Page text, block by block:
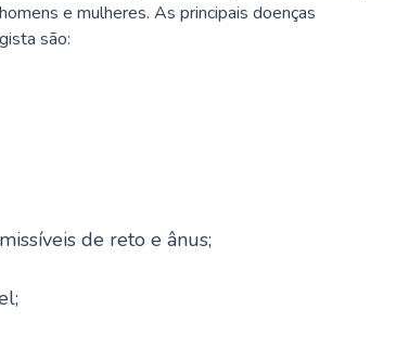
e mulheres. As principais doenças
são:
de reto e ânus;